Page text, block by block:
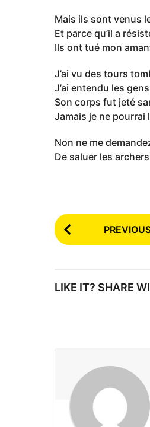
Mais ils sont venus
Et parce qu’il a
Ils ont tué mon
J’ai vu des tours
J’ai entendu les
Son corps fut jeté
Jamais je ne pourrai
Non ne me
De saluer les
P
o
t
P
LIKE IT? SHARE